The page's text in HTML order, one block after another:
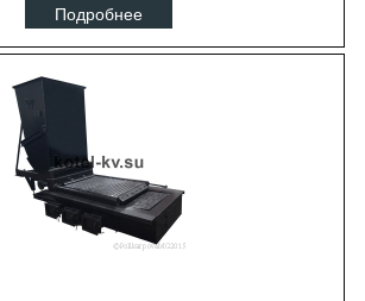
Подробнее